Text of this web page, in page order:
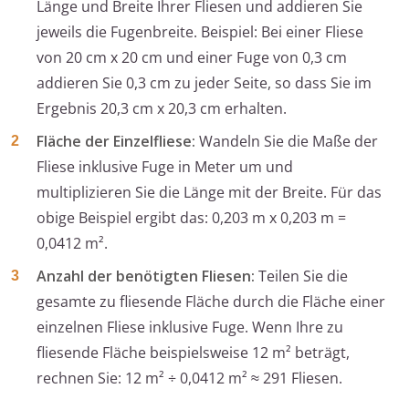
Länge und Breite Ihrer Fliesen und addieren Sie
jeweils die Fugenbreite. Beispiel: Bei einer Fliese
von 20 cm x 20 cm und einer Fuge von 0,3 cm
addieren Sie 0,3 cm zu jeder Seite, so dass Sie im
Ergebnis 20,3 cm x 20,3 cm erhalten.
Fläche der Einzelfliese: Wandeln Sie die Maße der
Fliese inklusive Fuge in Meter um und
multiplizieren Sie die Länge mit der Breite. Für das
obige Beispiel ergibt das: 0,203 m x 0,203 m =
0,0412 m².
Anzahl der benötigten Fliesen: Teilen Sie die
gesamte zu fliesende Fläche durch die Fläche einer
einzelnen Fliese inklusive Fuge. Wenn Ihre zu
fliesende Fläche beispielsweise 12 m² beträgt,
rechnen Sie: 12 m² ÷ 0,0412 m² ≈ 291 Fliesen.